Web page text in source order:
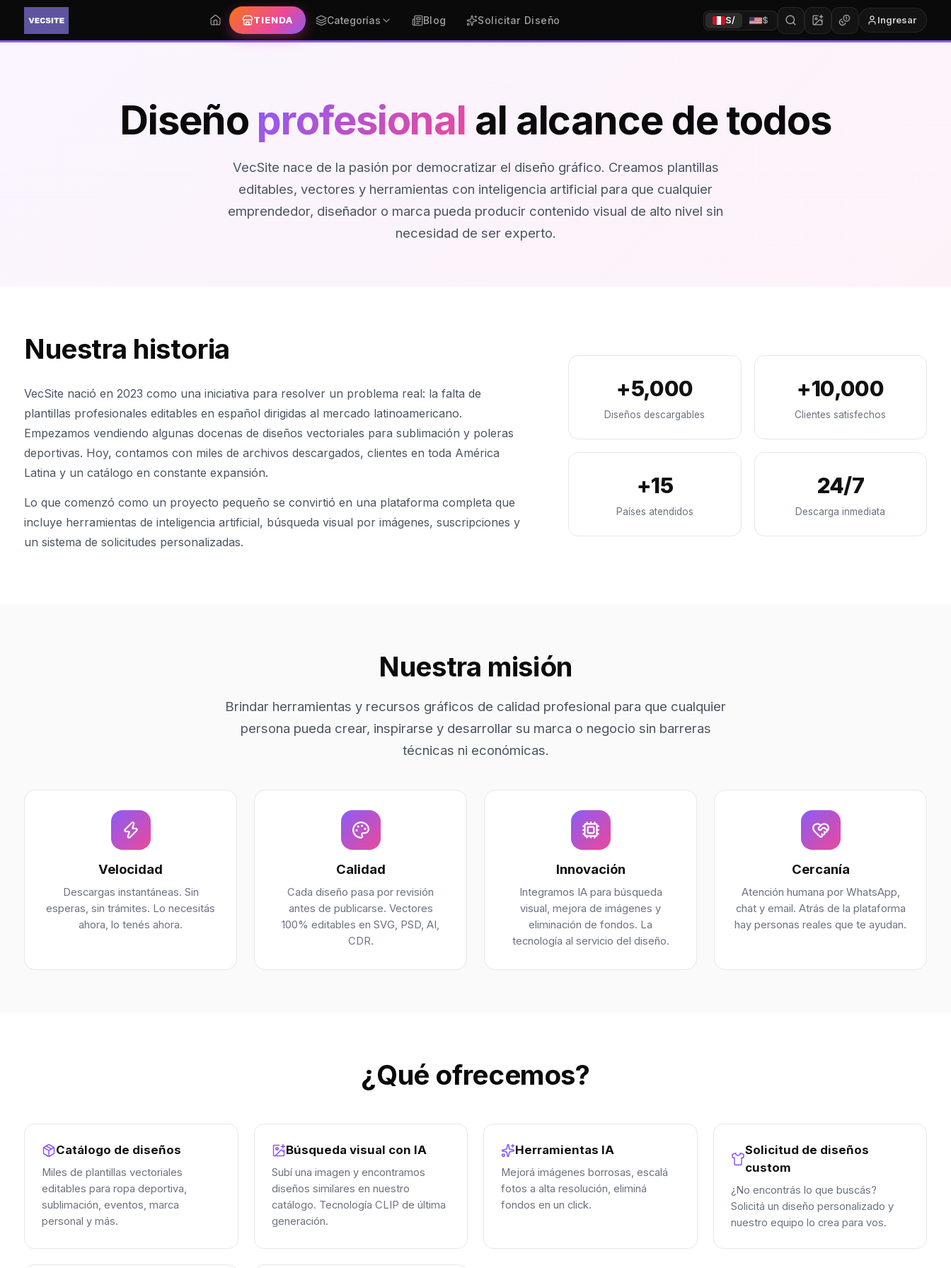
TIENDA Categorías Blog Solicitar Diseño S/ $ Ingresar
Diseño profesional al alcance de todos
VecSite nace de la pasión por democratizar el diseño gráfico. Creamos plantillas
editables, vectores y herramientas con inteligencia artificial para que cualquier
emprendedor, diseñador o marca pueda producir contenido visual de alto nivel sin
necesidad de ser experto.
Nuestra historia
VecSite nació en 2023 como una iniciativa para resolver un problema real: la falta de
plantillas profesionales editables en español dirigidas al mercado latinoamericano.
Empezamos vendiendo algunas docenas de diseños vectoriales para sublimación y poleras
deportivas. Hoy, contamos con miles de archivos descargados, clientes en toda América
Latina y un catálogo en constante expansión.
Lo que comenzó como un proyecto pequeño se convirtió en una plataforma completa que
incluye herramientas de inteligencia artificial, búsqueda visual por imágenes, suscripciones y
un sistema de solicitudes personalizadas.
+5,000
Diseños descargables
+10,000
Clientes satisfechos
+15
Países atendidos
24/7
Descarga inmediata
Nuestra misión
Brindar herramientas y recursos gráficos de calidad profesional para que cualquier
persona pueda crear, inspirarse y desarrollar su marca o negocio sin barreras
técnicas ni económicas.
Velocidad
Descargas instantáneas. Sin
esperas, sin trámites. Lo necesitás
ahora, lo tenés ahora.
Calidad
Cada diseño pasa por revisión
antes de publicarse. Vectores
100% editables en SVG, PSD, AI,
CDR.
Innovación
Integramos IA para búsqueda
visual, mejora de imágenes y
eliminación de fondos. La
tecnología al servicio del diseño.
Cercanía
Atención humana por WhatsApp,
chat y email. Atrás de la plataforma
hay personas reales que te ayudan.
¿Qué ofrecemos?
Catálogo de diseños
Miles de plantillas vectoriales
editables para ropa deportiva,
sublimación, eventos, marca
personal y más.
Búsqueda visual con IA
Subí una imagen y encontramos
diseños similares en nuestro
catálogo. Tecnología CLIP de última
generación.
Herramientas IA
Mejorá imágenes borrosas, escalá
fotos a alta resolución, eliminá
fondos en un click.
Solicitud de diseños
custom
¿No encontrás lo que buscás?
Solicitá un diseño personalizado y
nuestro equipo lo crea para vos.